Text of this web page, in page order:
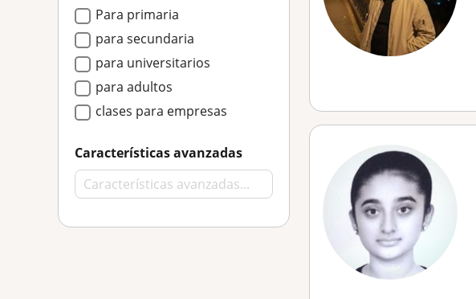
Para primaria
para secundaria
para universitarios
para adultos
clases para empresas
Características avanzadas